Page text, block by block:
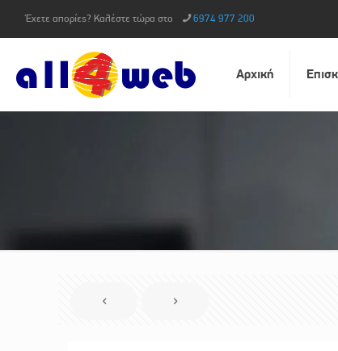
Έχετε απορίες? Καλέστε τώρα στο 6974 977 200
Αρχική